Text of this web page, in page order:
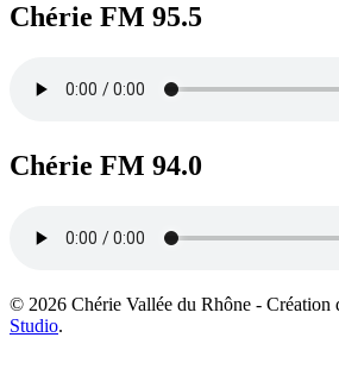
Chérie FM 95.5
Chérie FM 94.0
© 2026 Chérie Vallée du Rhône - Création
Studio.